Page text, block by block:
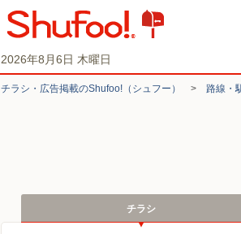
2026年8月6日 木曜日
チラシ・​広告掲載の​Shufoo!​（シュフー） > 路線・
チラシ